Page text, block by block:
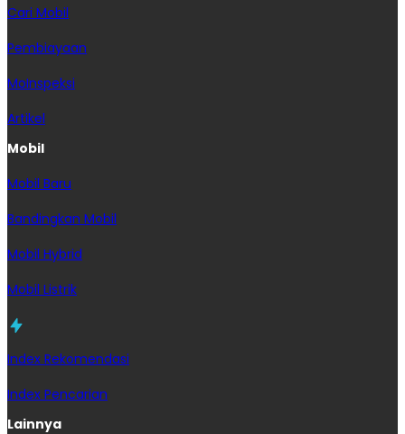
Cari Mobil
Pembiayaan
MoInspeksi
Artikel
Mobil
Mobil Baru
Bandingkan Mobil
Mobil Hybrid
Mobil Listrik
Index Rekomendasi
Index Pencarian
Lainnya